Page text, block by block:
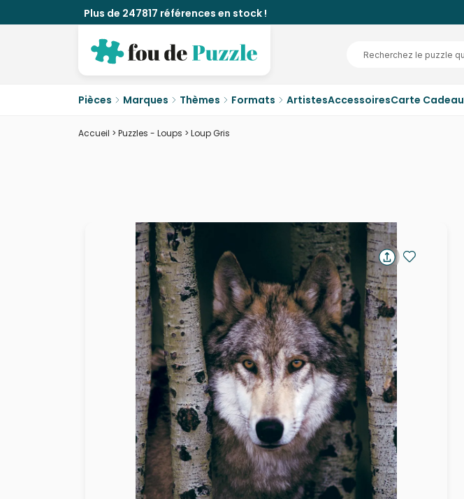
Plus de 247817 références en stock !
Pièces Marques Thèmes Formats ArtistesAccessoiresCarte Cadeau
Accueil > Puzzles - Loups > Loup Gris